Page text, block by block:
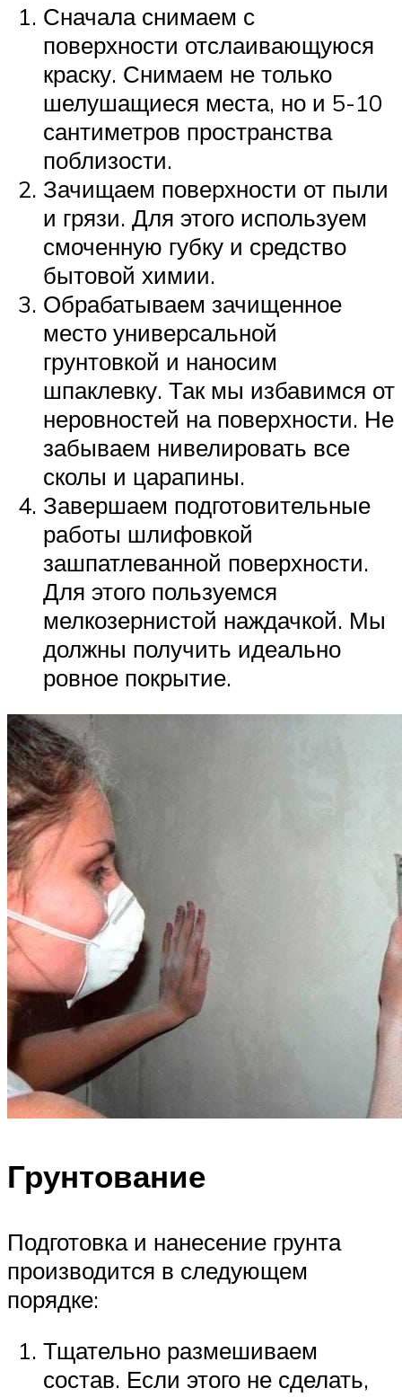
Сначала снимаем с
поверхности отслаивающуюся
краску. Снимаем не только
шелушащиеся места, но и 5-10
сантиметров пространства
поблизости.
Зачищаем поверхности от пыли
и грязи. Для этого используем
смоченную губку и средство
бытовой химии.
Обрабатываем зачищенное
место универсальной
грунтовкой и наносим
шпаклевку. Так мы избавимся от
неровностей на поверхности. Не
забываем нивелировать все
сколы и царапины.
Завершаем подготовительные
работы шлифовкой
зашпатлеванной поверхности.
Для этого пользуемся
мелкозернистой наждачкой. Мы
должны получить идеально
ровное покрытие.
Грунтование
Подготовка и нанесение грунта
производится в следующем
порядке:
Тщательно размешиваем
состав. Если этого не сделать,